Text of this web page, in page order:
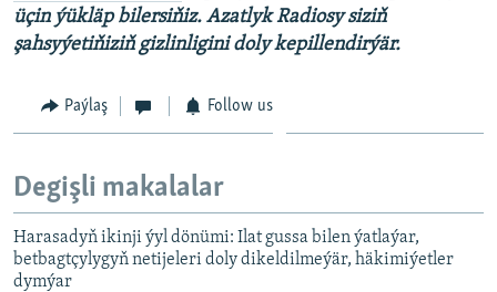
üçin ýükläp bilersiňiz. Azatlyk Radiosy siziň
şahsyýetiňiziň gizlinligini doly kepillendirýär.
Paýlaş Follow us
Degişli makalalar
Harasadyň ikinji ýyl dönümi: Ilat gussa bilen ýatlaýar,
betbagtçylygyň netijeleri doly dikeldilmeýär, häkimiýetler
dymýar